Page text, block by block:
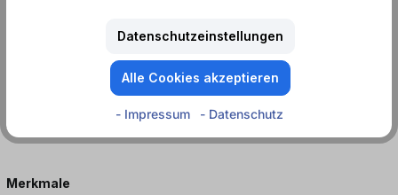
Natürlich belebend. Echt im Geschmack. Mio Mio Mate Original –
der Klassiker aus der Dose für echte Mate-Fans.
Süßungsmitteln.
Merkmale
Datenschutzeinstellungen
Alle Cookies akzeptieren
- Impressum - Datenschutz